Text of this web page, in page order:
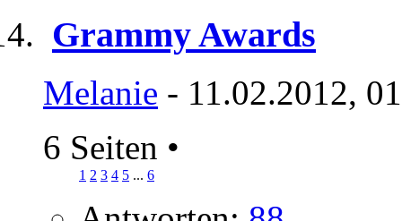
Grammy Awards
Melanie - 11.02.2012,
6 Seiten •
1 2 3 4 5 ... 6